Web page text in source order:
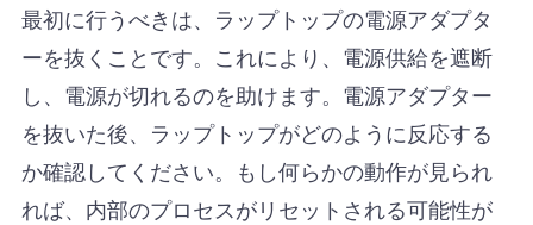
最初に行うべきは、ラップトップの電源アダプタ
ーを抜くことです。これにより、電源供給を遮断
し、電源が切れるのを助けます。電源アダプター
を抜いた後、ラップトップがどのように反応する
か確認してください。もし何らかの動作が見られ
れば、内部のプロセスがリセットされる可能性が